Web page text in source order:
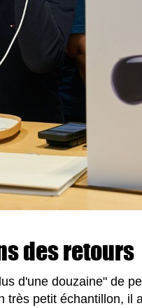
des retours
d'une douzaine" de
très petit échantillon, il